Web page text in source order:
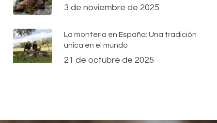
3 de noviembre de 2025
La monteria en España: Una tradición
única en el mundo
21 de octubre de 2025